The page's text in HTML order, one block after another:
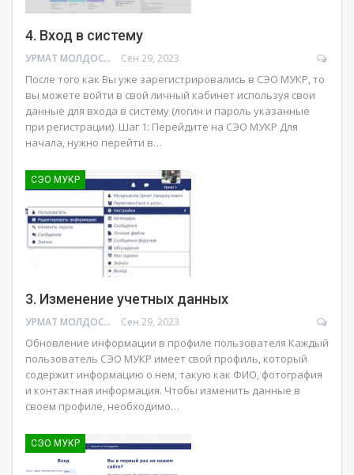
4. Вход в систему
УРМАТ МОЛДОСАНОВ Сен 29, 2023
После того как Вы уже зарегистрировались в СЭО МУКР, то
вы можете войти в свой личный кабинет используя свои
данные для входа в систему (логин и пароль указанные
при регистрации). Шаг 1: Перейдите на СЭО МУКР Для
начала, нужно перейти в…
СЭО МУКР
3. Изменение учетных данных
УРМАТ МОЛДОСАНОВ Сен 29, 2023
Обновление информации в профиле пользователя Каждый
пользователь СЭО МУКР имеет свой профиль, который
содержит информацию о нем, такую как ФИО, фотография
и контактная информация. Чтобы изменить данные в
своем профиле, необходимо…
СЭО МУКР